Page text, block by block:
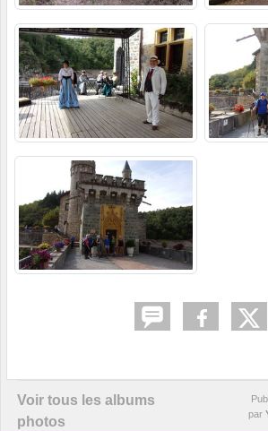
Voir tous les albums
photos
par